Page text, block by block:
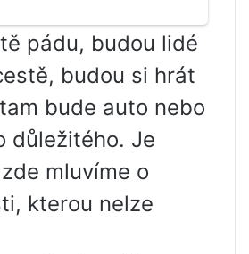
pádu, budou lidé
budou si hrát
bude auto nebo
důležitého. Je
mluvíme o
kterou nelze